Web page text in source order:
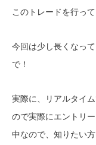
このトレードを行っ
今回は少し長くなっ
で！
実際に、リアルタイ
ので実際にエントリ
中なので、知りたい